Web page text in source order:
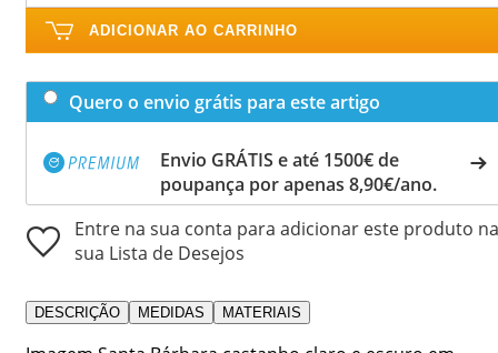
ADICIONAR AO CARRINHO
Quero o envio grátis para este artigo
Envio GRÁTIS e até 1500€ de
poupança por apenas 8,90€/ano.
Entre na sua conta para adicionar este produto na
sua Lista de Desejos
DESCRIÇÃO MEDIDAS MATERIAIS